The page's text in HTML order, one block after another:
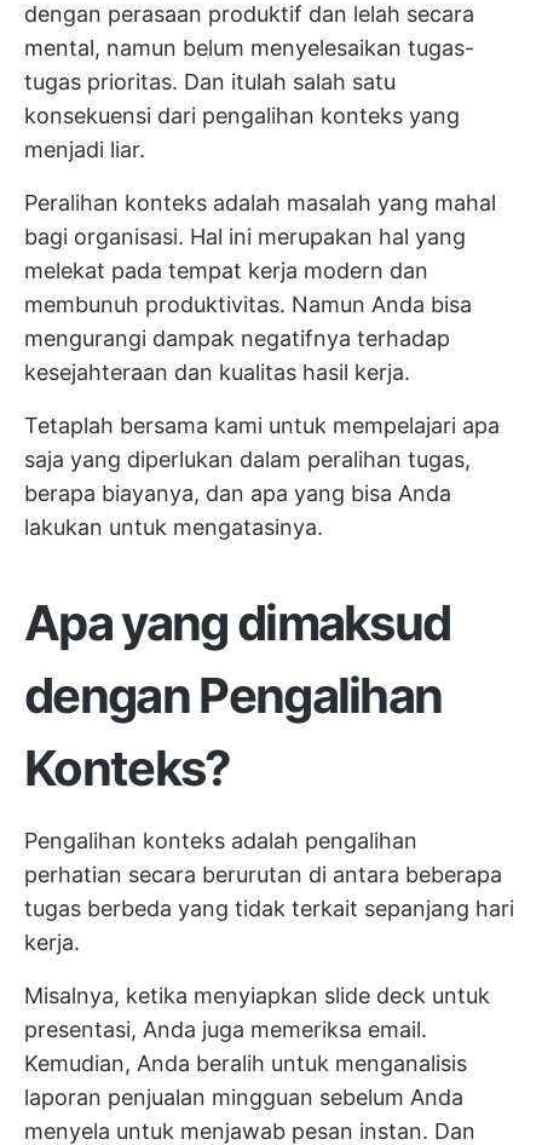
dengan perasaan produktif dan lelah secara
mental, namun belum menyelesaikan tugas-
tugas prioritas. Dan itulah salah satu
konsekuensi dari pengalihan konteks yang
menjadi liar.
Peralihan konteks adalah masalah yang mahal
bagi organisasi. Hal ini merupakan hal yang
melekat pada tempat kerja modern dan
membunuh produktivitas. Namun Anda bisa
mengurangi dampak negatifnya terhadap
kesejahteraan dan kualitas hasil kerja.
Tetaplah bersama kami untuk mempelajari apa
saja yang diperlukan dalam peralihan tugas,
berapa biayanya, dan apa yang bisa Anda
lakukan untuk mengatasinya.
Apa yang dimaksud
dengan Pengalihan
Konteks?
Pengalihan konteks adalah pengalihan
perhatian secara berurutan di antara beberapa
tugas berbeda yang tidak terkait sepanjang hari
kerja.
Misalnya, ketika menyiapkan slide deck untuk
presentasi, Anda juga memeriksa email.
Kemudian, Anda beralih untuk menganalisis
laporan penjualan mingguan sebelum Anda
menyela untuk menjawab pesan instan. Dan